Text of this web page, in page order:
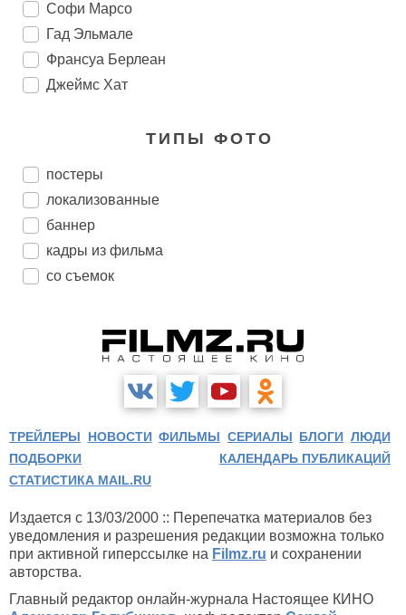
Софи Марсо
Гад Эльмале
Франсуа Берлеан
Джеймс Хат
ТИПЫ ФОТО
постеры
локализованные
баннер
кадры из фильма
со съемок
ТРЕЙЛЕРЫ НОВОСТИ ФИЛЬМЫ СЕРИАЛЫ БЛОГИ ЛЮДИ
ПОДБОРКИ
КАЛЕНДАРЬ ПУБЛИКАЦИЙ
СТАТИСТИКА MAIL.RU
Издается с 13/03/2000 :: Перепечатка материалов без
уведомления и разрешения редакции возможна только
при активной гиперссылке на Filmz.ru и сохранении
авторства.
Главный редактор онлайн-журнала Настоящее КИНО